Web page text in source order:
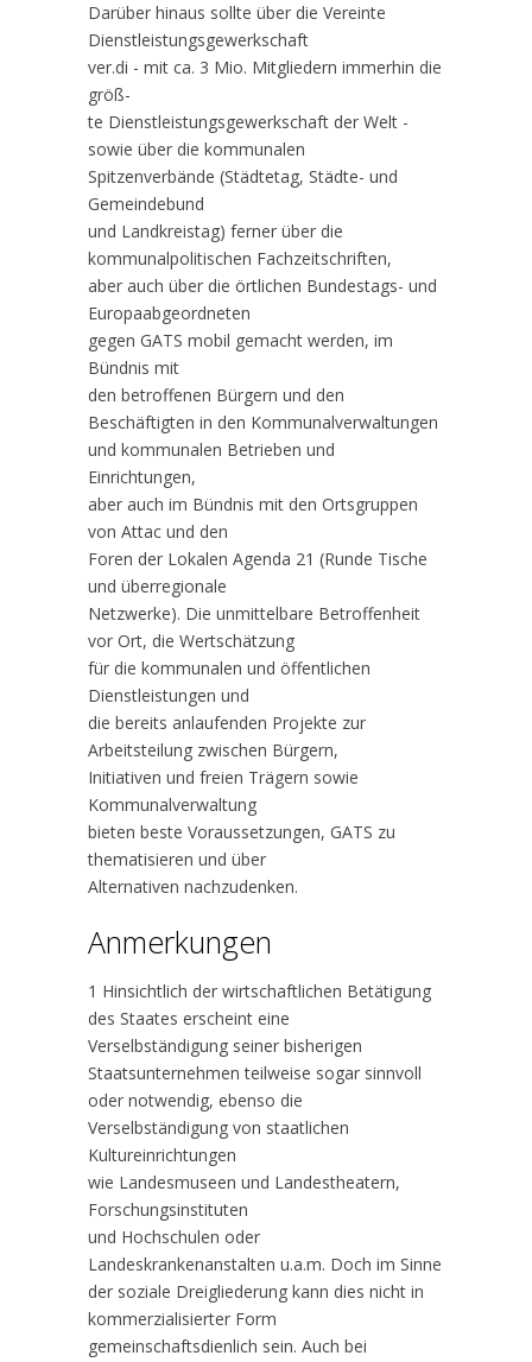
Darüber hinaus sollte über die Vereinte
Dienstleistungsgewerkschaft
ver.di - mit ca. 3 Mio. Mitgliedern immerhin die
größ-
te Dienstleistungsgewerkschaft der Welt -
sowie über die kommunalen
Spitzenverbände (Städtetag, Städte- und
Gemeindebund
und Landkreistag) ferner über die
kommunalpolitischen Fachzeitschriften,
aber auch über die örtlichen Bundestags- und
Europaabgeordneten
gegen GATS mobil gemacht werden, im
Bündnis mit
den betroffenen Bürgern und den
Beschäftigten in den Kommunalverwaltungen
und kommunalen Betrieben und
Einrichtungen,
aber auch im Bündnis mit den Ortsgruppen
von Attac und den
Foren der Lokalen Agenda 21 (Runde Tische
und überregionale
Netzwerke). Die unmittelbare Betroffenheit
vor Ort, die Wertschätzung
für die kommunalen und öffentlichen
Dienstleistungen und
die bereits anlaufenden Projekte zur
Arbeitsteilung zwischen Bürgern,
Initiativen und freien Trägern sowie
Kommunalverwaltung
bieten beste Voraussetzungen, GATS zu
thematisieren und über
Alternativen nachzudenken.
Anmerkungen
1 Hinsichtlich der wirtschaftlichen Betätigung
des Staates erscheint eine
Verselbständigung seiner bisherigen
Staatsunternehmen teilweise sogar sinnvoll
oder notwendig, ebenso die
Verselbständigung von staatlichen
Kultureinrichtungen
wie Landesmuseen und Landestheatern,
Forschungsinstituten
und Hochschulen oder
Landeskrankenanstalten u.a.m. Doch im Sinne
der soziale Dreigliederung kann dies nicht in
kommerzialisierter Form
gemeinschaftsdienlich sein. Auch bei